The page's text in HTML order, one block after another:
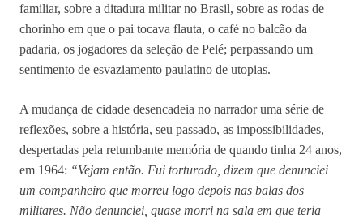
familiar, sobre a ditadura militar no Brasil, sobre as rodas de
chorinho em que o pai tocava flauta, o café no balcão da
padaria, os jogadores da seleção de Pelé; perpassando um
sentimento de esvaziamento paulatino de utopias.
A mudança de cidade desencadeia no narrador uma série de
reflexões, sobre a história, seu passado, as impossibilidades,
despertadas pela retumbante memória de quando tinha 24 anos,
em 1964: “Vejam então. Fui torturado, dizem que denunciei
um companheiro que morreu logo depois nas balas dos
militares. Não denunciei, quase morri na sala em que teria